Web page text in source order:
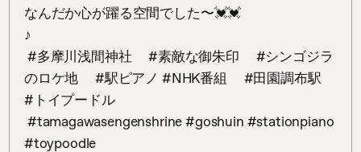
なんだか心が躍る空間でした〜💓💓
♪
のロケ地　 #駅ピアノ #NHK番組　 #田園調布駅
#トイプードル
#toypoodle